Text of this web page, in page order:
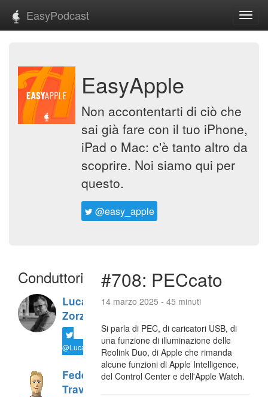
EasyPodcast
EasyApple
Non accontentarti di ciò che
sai già fare con il tuo iPhone,
iPad o Mac: c'è tanto altro da
scoprire. Noi siamo qui per
questo.
@easy_apple
Conduttori
Luca
Zorzi
@LucaTNT
Federico
Travaini
#708: PECcato
14 marzo 2025 - 45 minuti
Si parla di PEC, di caricatori USB, di
una funzione di illuminazione delle
Reolink Duo, di Apple che rimanda
alcune funzioni di Apple Intelligence,
del Control Center e dell'Apple Watch.